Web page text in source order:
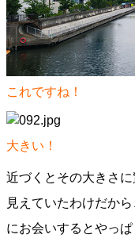
これですね！
大きい！
近づくとその大きさ
見えていたわけだか
にお会いするとやっ